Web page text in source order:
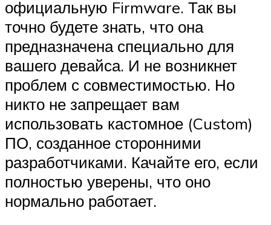
официальную Firmware. Так вы
точно будете знать, что она
предназначена специально для
вашего девайса. И не возникнет
проблем с совместимостью. Но
никто не запрещает вам
использовать кастомное (Custom)
ПО, созданное сторонними
разработчиками. Качайте его, если
полностью уверены, что оно
нормально работает.